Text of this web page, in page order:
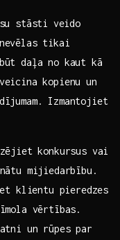
stāsti ⁤veido
tikai
‌daļa no kaut kā
kopienu un
Izmantojiet
konkursus vai
mijiedarbību.
klientu pieredzes
vērtības.
un rūpes par